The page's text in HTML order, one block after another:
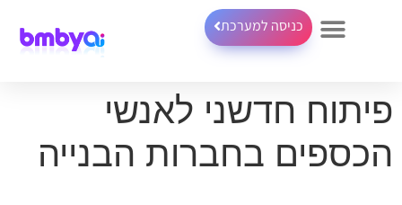
כניסה למערכת
פיתוח חדשני לאנשי
הכספים בחברות הבנייה